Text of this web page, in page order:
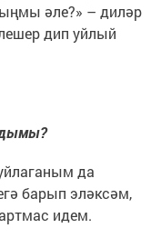
әле?» – диләр
дип уйлый
да
барып эләксәм,
идем.